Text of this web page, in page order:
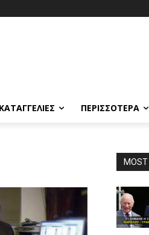
ΚΑΤΑΓΓΕΛΙΕΣ ΠΕΡΙΣΣΟΤΕΡΑ